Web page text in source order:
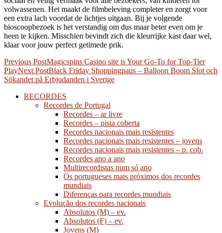
volwassenen. Het maakt de filmbeleving completer en zorgt voor
een extra lach voordat de lichtjes uitgaan. Bij je volgende
bioscoopbezoek is het verstandig om dus maar beter even om je
heen te kijken. Misschien bevindt zich die kleurrijke kast daar wel,
klaar voor jouw perfect getimede prik.
Post
navigation
Previous PostMagicspins Casino site is Your Go-To for Top-Tier
PlayNext PostBlack Friday Shoppingpaus – Balloon Boom Slot och
Sökandet på Erbjudanden i Sverige
RECORDES
Recordes de Portugal
Recordes – ar livre
Recordes – pista coberta
Recordes nacionais mais resistentes
Recordes nacionais mais resistentes – jovens
Recordes nacionais mais resistentes – p. cob.
Recordes ano a ano
Multirecordistas num só ano
Os portugueses mais próximos dos recordes
mundiais
Diferenças para recordes mundiais
Evolução dos recordes nacionais
Absolutos (M) – ev.
Absolutos (F) – ev.
Jovens (M)